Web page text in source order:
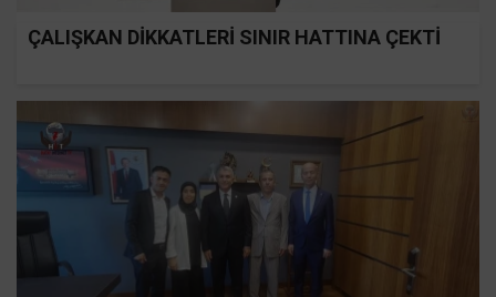
ÇALIŞKAN DİKKATLERİ SINIR HATTINA ÇEKTİ